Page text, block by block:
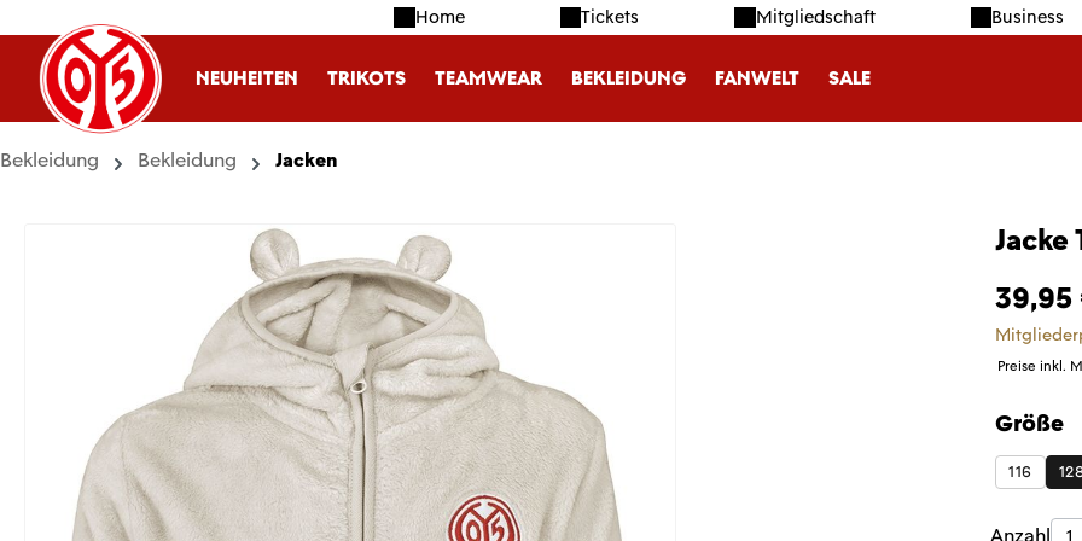
Hauptinhalt springen
Zur Suche springen
Zur Hauptnavigation springen Home Tickets Mitgliedschaft Business
NEUHEITEN TRIKOTS TEAMWEAR BEKLEIDUNG FANWELT SALE
Bekleidung Bekleidung Jacken
Jacke
39,95
Preise inkl.
Größe
116
Anzahl